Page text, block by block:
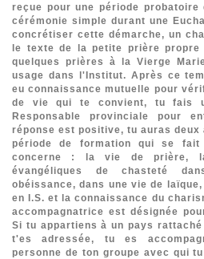
reçue pour une période
cérémonie simple durant une
concrétiser cette démarche, un
le texte de la petite prière
quelques prières à la Vierge
usage dans l'Institut. Après ce
eu connaissance mutuelle pour
de vie qui te convient, tu fais
Responsable provinciale pour
réponse est positive, tu auras deux
période de formation qui se
concerne : la vie de prière,
évangéliques de chasteté
obéissance, dans une vie de
en I.S. et la connaissance du
accompagnatrice est désignée
Si tu appartiens à un pays
t'es adressée, tu es
personne de ton groupe avec qui